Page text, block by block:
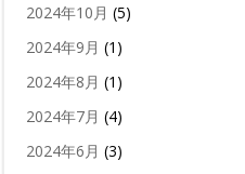
2024年10月 (5)
2024年9月 (1)
2024年8月 (1)
2024年7月 (4)
2024年6月 (3)